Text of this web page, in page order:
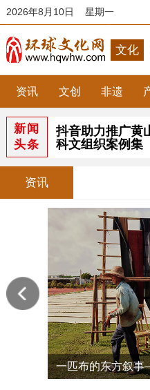
2026年8月10日 星期一
文化
资讯 文创 非遗
新闻
头条
抖音助力推广黄
科文组织案例集
资讯
一匹布的东方叙